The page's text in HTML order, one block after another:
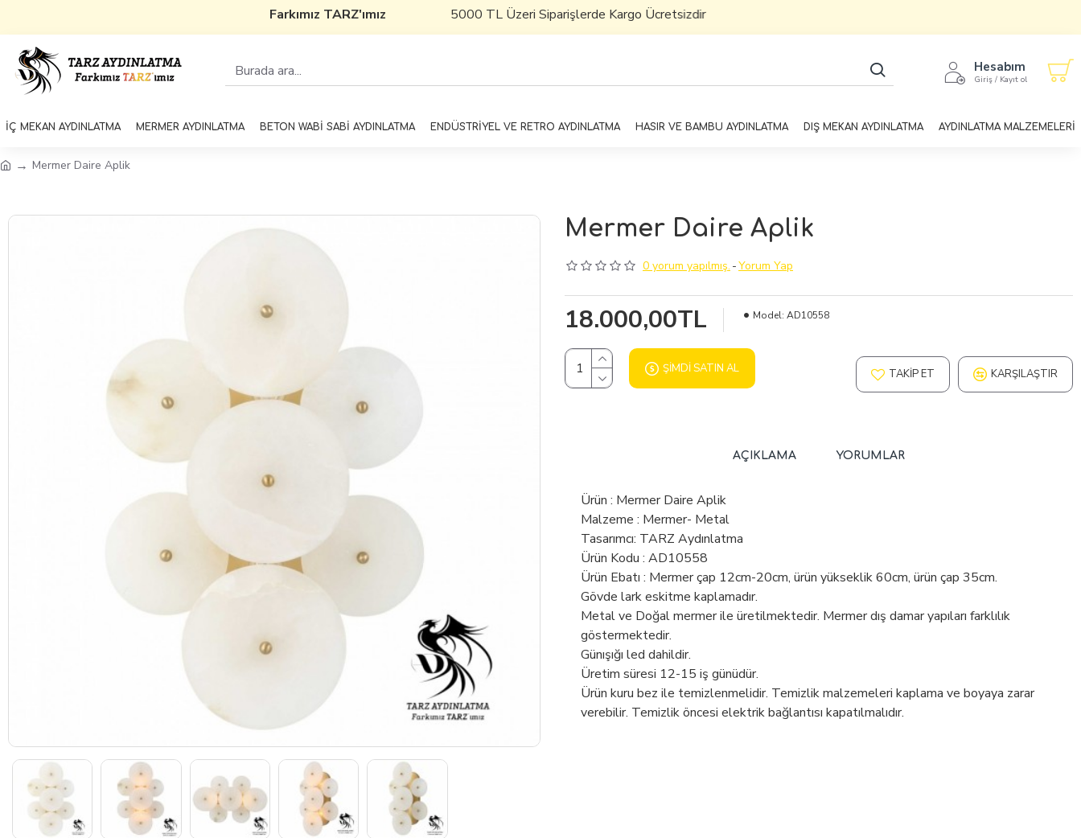
Farkımız TARZ'ımız5000 TL Üzeri Siparişlerde Kargo Ücretsizdir
Hesabım
Giriş / Kayıt ol
İÇ MEKAN AYDINLATMA MERMER AYDINLATMA BETON WABİ SABİ AYDINLATMA ENDÜSTRİYEL VE RETRO AYDINLATMA HASIR VE BAMBU AYDINLATMA DIŞ MEKAN AYDINLATMA AYDINLATMA MALZEMELERİ
Mermer Daire Aplik
Mermer Daire Aplik
0 yorum yapılmış. -Yorum Yap
18.000,00TL Model: AD10558
ŞIMDI SATIN AL TAKIP ET KARŞILAŞTIR
AÇIKLAMA YORUMLAR
Ürün : Mermer Daire Aplik
Malzeme : Mermer- Metal
Tasarımcı: TARZ Aydınlatma
Ürün Kodu : AD10558
Ürün Ebatı : Mermer çap 12cm-20cm, ürün yükseklik 60cm, ürün çap 35cm.
Gövde lark eskitme kaplamadır.
Metal ve Doğal mermer ile üretilmektedir. Mermer dış damar yapıları farklılık
göstermektedir.
Günışığı led dahildir.
Üretim süresi 12-15 iş günüdür.
Ürün kuru bez ile temizlenmelidir. Temizlik malzemeleri kaplama ve boyaya zarar
verebilir. Temizlik öncesi elektrik bağlantısı kapatılmalıdır.